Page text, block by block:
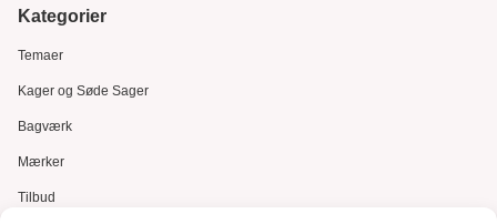
Kategorier
Temaer
Kager og Søde Sager
Bagværk
Mærker
Tilbud